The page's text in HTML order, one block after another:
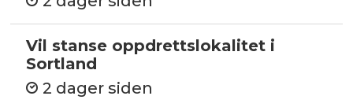
Vil stanse oppdrettslokalitet i
Sortland
2 dager siden